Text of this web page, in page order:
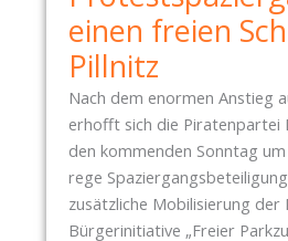
D
I
B
I
L
D
U
N
einen freien
Pillnitz
Nach dem enormen Anstieg
erhofft sich die Piratenpartei
den kommenden Sonntag
rege
zusätzliche Mobilisierung der
Bürgerinitiative „Freier